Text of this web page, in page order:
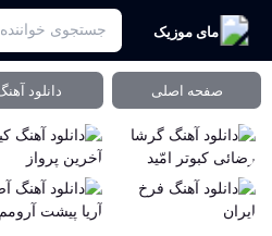
مای موزیک
صفحه اصلی دانلود